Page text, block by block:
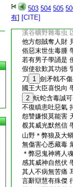
503 504 505
有] [CITE]
海中＊弊龍吐惡氣
浮游鬼神覓人食
注連魔
溪谷曠野雜毒虫
他方怨賊奪人財
俗惡末世生毒腫
若有男子學誦是
假使欲歎其功徳
刀
1 劍矛戟不
國王大臣喜悦向
2 蚖蛇含毒誠
不復瞋恚吐惡氣
怨讐嫌恨莫能害
覩其威光默然信
山野＊弊狼及大
無傷害心悉藏毒
＊弊惡鬼神將人
感其威神自然伏
其人不病無苦痛
言辭辯慧有殊傑